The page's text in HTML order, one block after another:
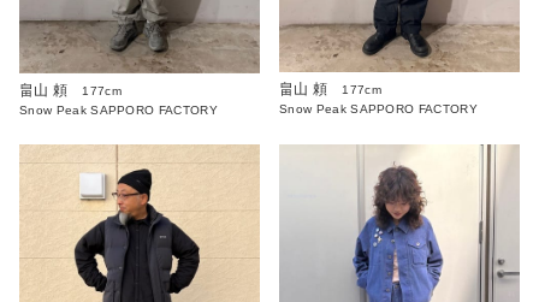
畠山 頼
177cm
Snow Peak SAPPORO FACTORY
畠山 頼
177cm
Snow Peak SAPPORO FACTORY